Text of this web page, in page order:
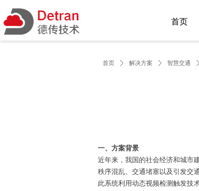
首页
一、方案背景
近年来，我国的社会经济和城市
秩序混乱、交通堵塞以及引发交
此系统利用动态视频检测触发技
首页 ꄲ 解决方案 ꄲ 智慧交通 ꄲ